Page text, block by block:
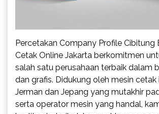
Percetakan Company Profile Cibitung
Cetak Online Jakarta berkomitmen
salah satu perusahaan terbaik dalam
dan grafis. Didukung oleh mesin cetak
Jerman dan Jepang yang mutakhir
serta operator mesin yang handal,